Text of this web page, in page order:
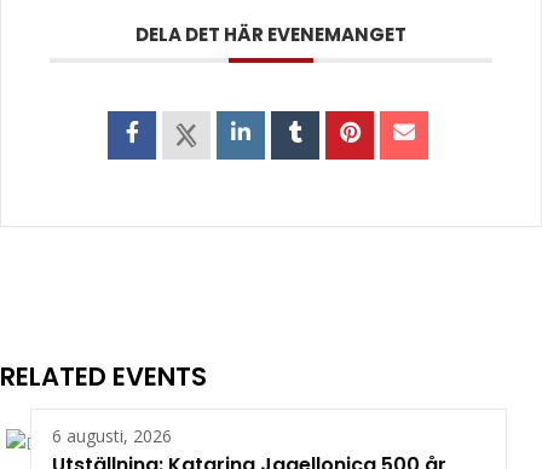
DELA DET HÄR EVENEMANGET
RELATED EVENTS
6 augusti, 2026